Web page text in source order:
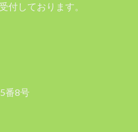
付しております。
番8号